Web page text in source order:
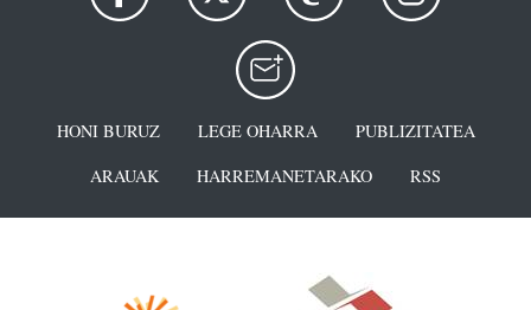
HONI BURUZ LEGE OHARRA
PUBLIZITATEA
ARAUAK
HARREMANETARAKO RSS